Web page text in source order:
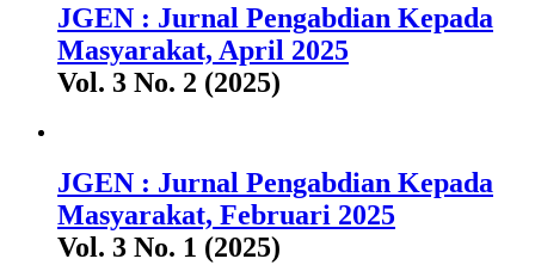
JGEN : Jurnal Pengabdian Kepada
Masyarakat, April 2025
Vol. 3 No. 2 (2025)
JGEN : Jurnal Pengabdian Kepada
Masyarakat, Februari 2025
Vol. 3 No. 1 (2025)